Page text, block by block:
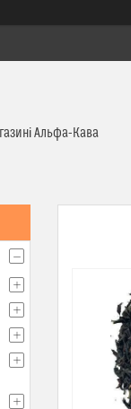
Альфа-Кава